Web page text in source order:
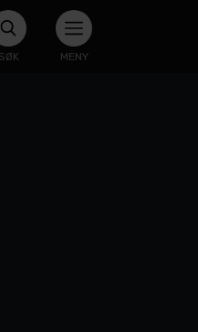
SØK MENY